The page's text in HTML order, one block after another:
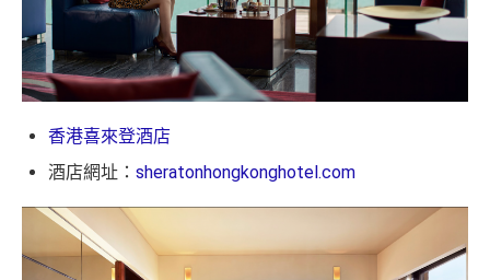
香港喜來登酒店
酒店網址： sheratonhongkonghotel.com